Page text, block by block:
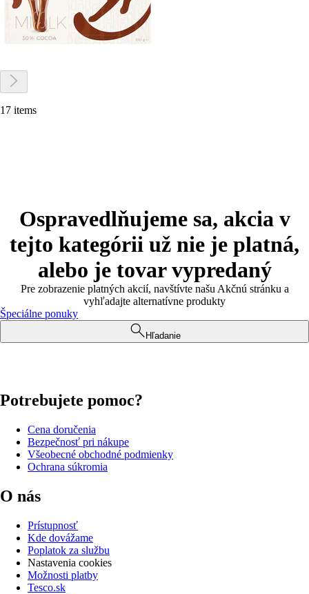
17 items
Ospravedlňujeme sa, akcia v
tejto kategórii už nie je platná,
alebo je tovar vypredaný
Pre zobrazenie platných akcií, navštívte našu Akčnú stránku a
vyhľadajte alternatívne produkty
Špeciálne ponuky
Hľadanie
Potrebujete pomoc?
Cena doručenia
Bezpečnosť pri nákupe
Všeobecné obchodné podmienky
Ochrana súkromia
O nás
Prístupnosť
Kde dovážame
Poplatok za službu
Nastavenia cookies
Možnosti platby
Tesco.sk